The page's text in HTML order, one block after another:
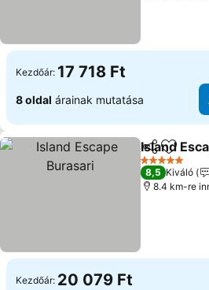
Kezdőár: 17 718 Ft
8 oldal árainak mutatása
Megosztás
Island
5 Kategória
8,5 Kiváló
8.4 km-re
Kezdőár: 20 079 Ft